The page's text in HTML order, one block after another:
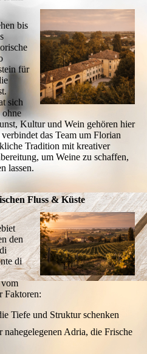
bis
für
sich
Kultur und Wein gehören hier
das Team um Florian
Tradition mit kreativer
um Weine zu schaffen,
lassen.
Fluss & Küste
den
di
Faktoren:
Tiefe und Struktur schenken
nahegelegenen Adria, die Frische